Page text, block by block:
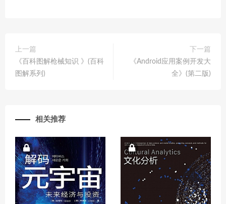
上一篇
《百科图解枪械知识 》(百科
图解系列)
下一篇
《Android应用案例开发大
全》(第二版)
相关推荐